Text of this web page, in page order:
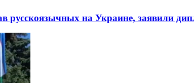
на Украине, заявили